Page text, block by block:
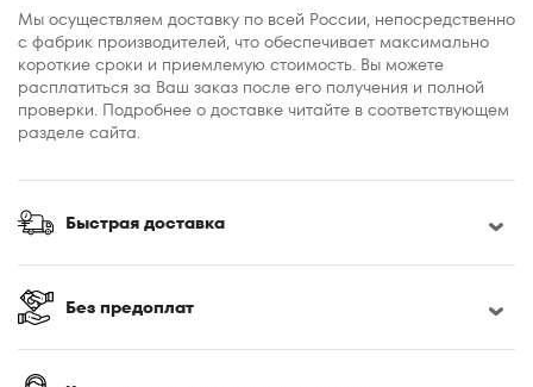
160x200
160x210
160x220
165x200
170x190
170x200
180x190
180x210
180x220
185x200
Мы осуществляем доставку по всей России, непосредственно
с фабрик производителей, что обеспечивает максимально
короткие сроки и приемлемую стоимость. Вы можете
расплатиться за Ваш заказ после его получения и полной
проверки. Подробнее о доставке читайте в соответствующем
разделе сайта.
Быстрая доставка
Без предоплат